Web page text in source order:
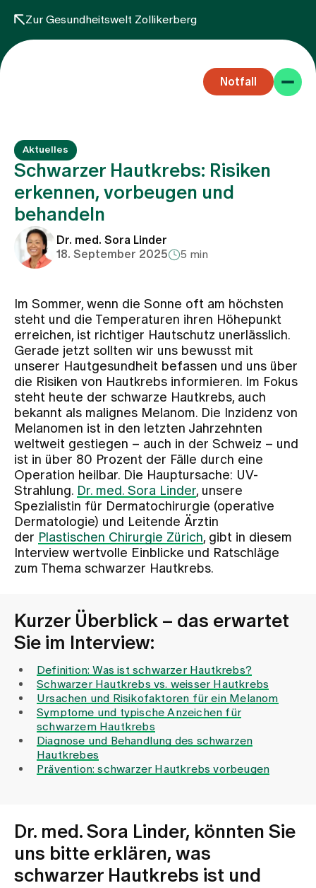
Zur Gesundheitswelt Zollikerberg
Notfall
Fachbereiche
Aufenthalt
Team
Zuweisende
Events
Über uns
Aktuelles
Jobs & Karriere
Babygalerie
Blog
Medien
Publikationen
Aktuelles
Schwarzer Hautkrebs: Risiken
erkennen, vorbeugen und
behandeln
Dr. med. Sora Linder
18. September 2025
5 min
Im Sommer, wenn die Sonne oft am höchsten
steht und die Temperaturen ihren Höhepunkt
erreichen, ist richtiger Hautschutz unerlässlich.
Gerade jetzt sollten wir uns bewusst mit
unserer Hautgesundheit befassen und uns über
die Risiken von Hautkrebs informieren. Im Fokus
steht heute der schwarze Hautkrebs, auch
bekannt als malignes Melanom. Die Inzidenz von
Melanomen ist in den letzten Jahrzehnten
weltweit gestiegen – auch in der Schweiz – und
ist in über 80 Prozent der Fälle durch eine
Operation heilbar. Die Hauptursache: UV-
Strahlung. Dr. med. Sora Linder, unsere
Spezialistin für Dermatochirurgie (operative
Dermatologie) und Leitende Ärztin
der Plastischen Chirurgie Zürich, gibt in diesem
Interview wertvolle Einblicke und Ratschläge
zum Thema schwarzer Hautkrebs.
Kurzer Überblick – das erwartet
Sie im Interview:
Definition: Was ist schwarzer Hautkrebs?
Schwarzer Hautkrebs vs. weisser Hautkrebs
Ursachen und Risikofaktoren für ein Melanom
Symptome und typische Anzeichen für
schwarzem Hautkrebs
Diagnose und Behandlung des schwarzen
Hautkrebes
Prävention: schwarzer Hautkrebs vorbeugen
Dr. med. Sora Linder, könnten Sie
uns bitte erklären, was
schwarzer Hautkrebs ist und